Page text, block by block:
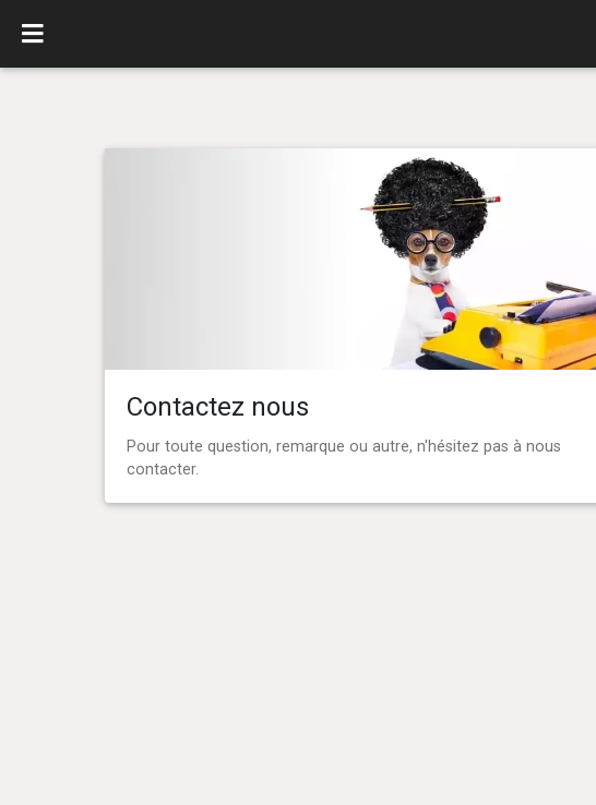
Contactez nous
Pour toute question, remarque ou autre, n'hésitez pas à nous
contacter.